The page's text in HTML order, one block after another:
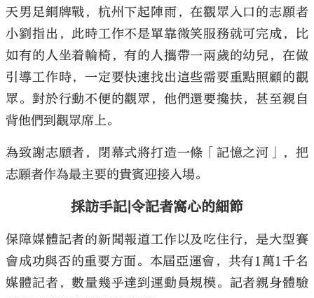
天男足銅牌戰，杭州下起陣雨，在觀眾入口的志願者
小劉指出，此時工作不是單靠微笑服務就可完成，比
如有的人坐着輪椅，有的人攜帶一兩歲的幼兒，在做
引導工作時，一定要快速找出這些需要重點照顧的觀
眾。對於行動不便的觀眾，他們還要攙扶，甚至親自
背他們到觀眾席上。
為致謝志願者，閉幕式將打造一條「記憶之河」，把
志願者作為最主要的貴賓迎接入場。
採訪手記|令記者窩心的細節
保障媒體記者的新聞報道工作以及吃住行，是大型賽
會成功與否的重要方面。本屆亞運會，共有1萬1千名
媒體記者，數量幾乎達到運動員規模。記者親身體驗